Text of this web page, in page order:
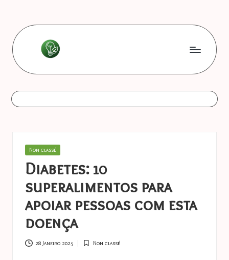
content
L
e
s
o
n
n
e
s
a
s
astuces
Posted
Non classé
Diabetes: 10
superalimentos para
apoiar pessoas com esta
doença
28 Janeiro 2025
Posted
Non classé